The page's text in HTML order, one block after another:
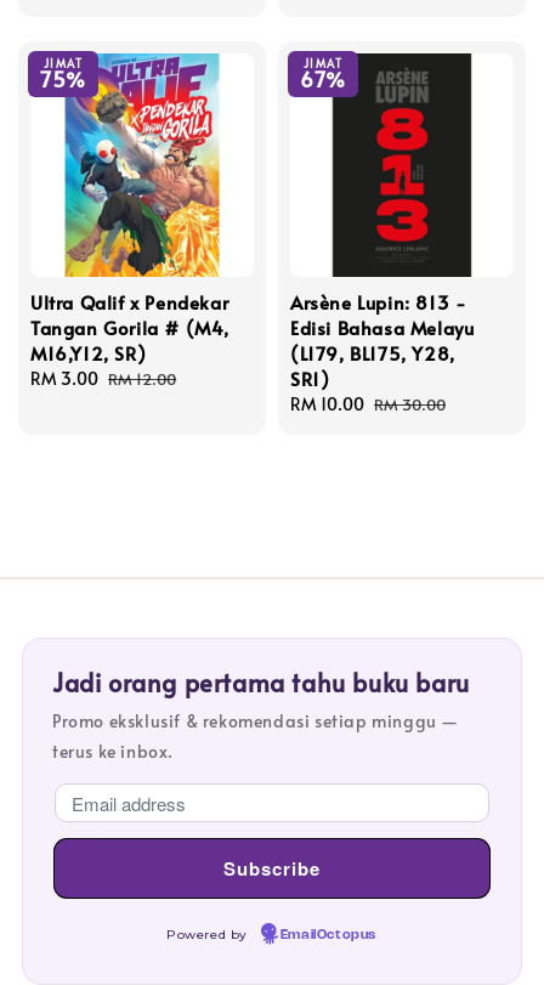
JIMAT
75%
Ultra Qalif x Pendekar
Tangan Gorila # (M4,
M16,Y12, SR)
Sale
RM 3.00 Regular
RM 12.00
JIMAT
67%
Arsène Lupin: 813 -
Edisi Bahasa Melayu
(L179, BL175, Y28,
SR1)
Sale
RM 10.00 Regular
RM 30.00
Jadi orang pertama tahu buku baru
Promo eksklusif & rekomendasi setiap minggu —
terus ke inbox.
Powered by EmailOctopus